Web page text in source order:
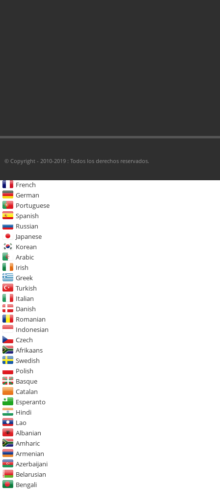
© Copyright - 2010-2019 : Todos los derechos reservados.
French
German
Portuguese
Spanish
Russian
Japanese
Korean
Arabic
Irish
Greek
Turkish
Italian
Danish
Romanian
Indonesian
Czech
Afrikaans
Swedish
Polish
Basque
Catalan
Esperanto
Hindi
Lao
Albanian
Amharic
Armenian
Azerbaijani
Belarusian
Bengali